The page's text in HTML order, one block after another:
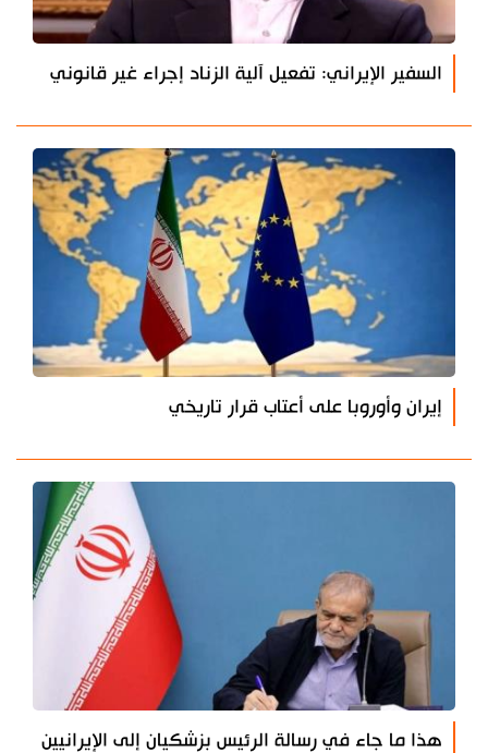
السفير الإيراني: تفعيل آلية الزناد إجراء غير قانوني
إيران وأوروبا على أعتاب قرار تاريخي
هذا ما جاء في رسالة الرئيس بزشكيان إلى الإيرانيين